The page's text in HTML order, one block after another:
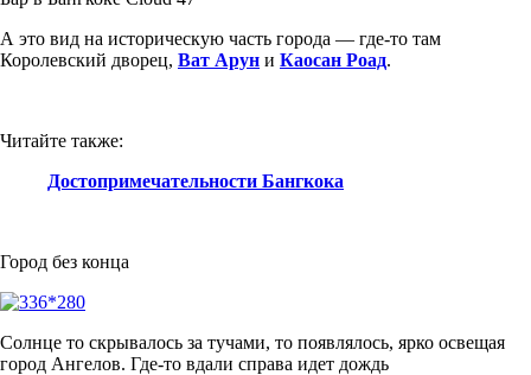
А это вид на историческую часть города — где-то там
Королевский дворец, Ват Арун и Каосан Роад.
Читайте также:
Достопримечательности Бангкока
Город без конца
Солнце то скрывалось за тучами, то появлялось, ярко освещая
город Ангелов. Где-то вдали справа идет дождь